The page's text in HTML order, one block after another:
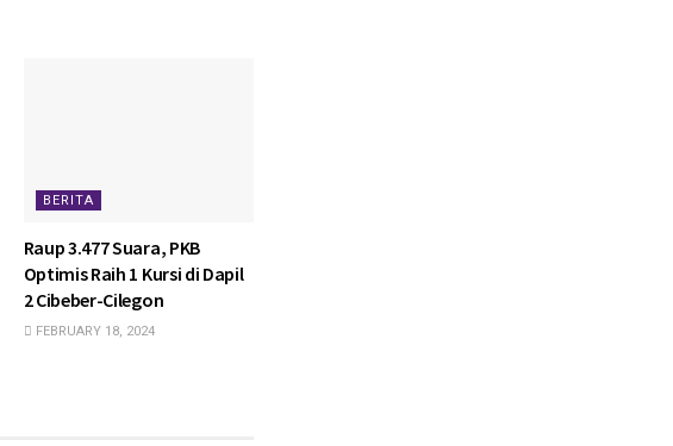
BERITA
Raup 3.477 Suara, PKB
Optimis Raih 1 Kursi di Dapil
2 Cibeber-Cilegon
FEBRUARY 18, 2024